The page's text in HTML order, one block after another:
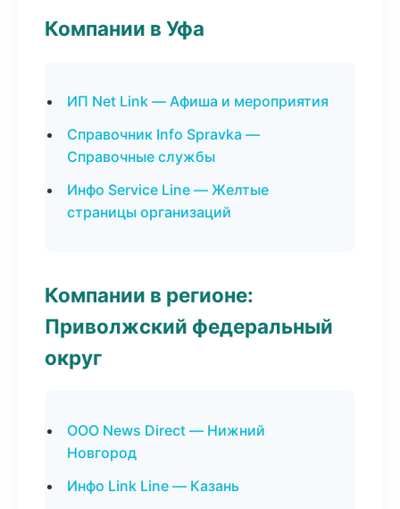
Компании в Уфа
ИП Net Link — Афиша и мероприятия
Справочник Info Spravka —
Справочные службы
Инфо Service Line — Желтые
страницы организаций
Компании в регионе:
Приволжский федеральный
округ
ООО News Direct — Нижний
Новгород
Инфо Link Line — Казань